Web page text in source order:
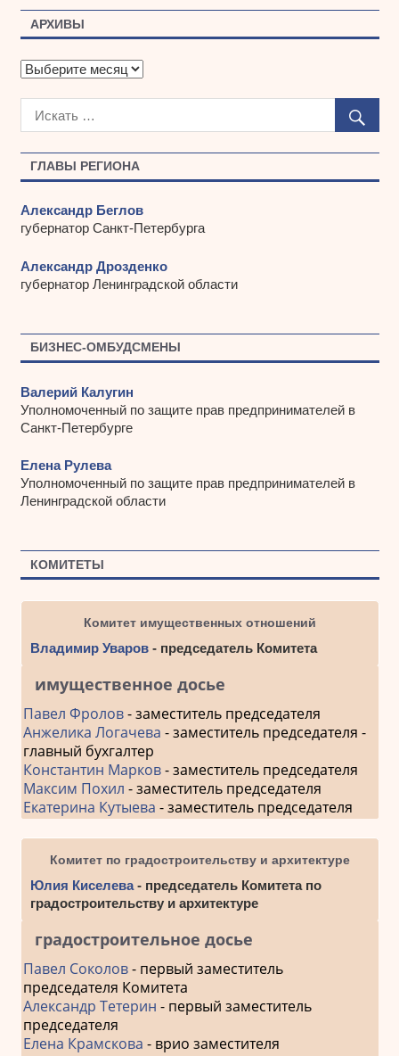
ГЛАВЫ РЕГИОНА
Александр Беглов
губернатор Санкт-Петербурга
Александр Дрозденко
губернатор Ленинградской области
БИЗНЕС-ОМБУДСМЕНЫ
Валерий Калугин
Уполномоченный по защите прав предпринимателей в
Санкт-Петербурге
Елена Рулева
Уполномоченный по защите прав предпринимателей в
Ленинградской области
КОМИТЕТЫ
Комитет имущественных отношений
Владимир Уваров- председатель Комитета
имущественное досье
Павел Фролов- заместитель председателя
Анжелика Логачева - заместитель председателя -
главный бухгалтер
Константин Марков- заместитель председателя
Максим Похил - заместитель председателя
Екатерина Кутыева - заместитель председателя
Комитет по градостроительству и архитектуре
Юлия Киселева- председатель Комитета по
градостроительству и архитектуре
градостроительное досье
Павел Соколов- первый заместитель
председателя Комитета
Александр Тетерин - первый заместитель
председателя
Елена Крамскова - врио заместителя
АРХИВЫ
А
х
ы